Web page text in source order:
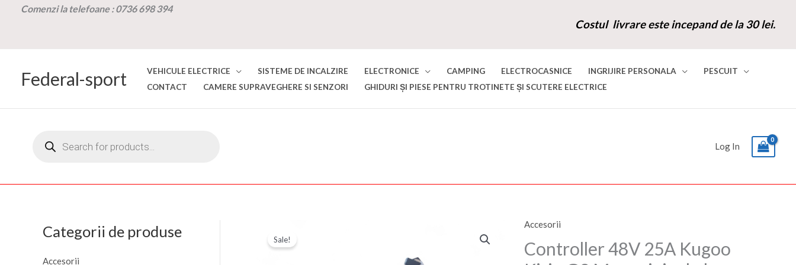
Comenzi la telefoane :0736 698 394
Costul livrare este incepand de la 30 lei.
Federal-sport VEHICULE ELECTRICE SISTEME DE INCALZIRE ELECTRONICE CAMPING ELECTROCASNICE INGRIJIRE PERSONALA
PESCUIT
CONTACT
CAMERE SUPRAVEGHERE SI SENZORI GHIDURI ȘI PIESE PENTRU TROTINETE ȘI SCUTERE ELECTRICE
Log In
Categorii de produse
Accesorii
Sale!
Accesorii
Controller 48V 25A Kugoo
inițial
curent
Cantitate
Controller
48V